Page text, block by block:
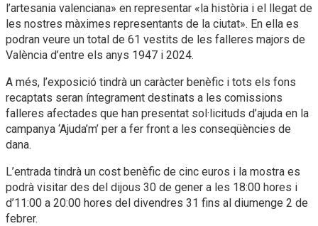
l’artesania valenciana» en representar «la història i el llegat de
les nostres màximes representants de la ciutat». En ella es
podran veure un total de 61 vestits de les falleres majors de
València d’entre els anys 1947 i 2024.
A més, l’exposició tindrà un caràcter benèfic i tots els fons
recaptats seran íntegrament destinats a les comissions
falleres afectades que han presentat sol·licituds d’ajuda en la
campanya ‘Ajuda’m’ per a fer front a les conseqüències de
dana.
L’entrada tindrà un cost benèfic de cinc euros i la mostra es
podrà visitar des del dijous 30 de gener a les 18:00 hores i
d’11:00 a 20:00 hores del divendres 31 fins al diumenge 2 de
febrer.